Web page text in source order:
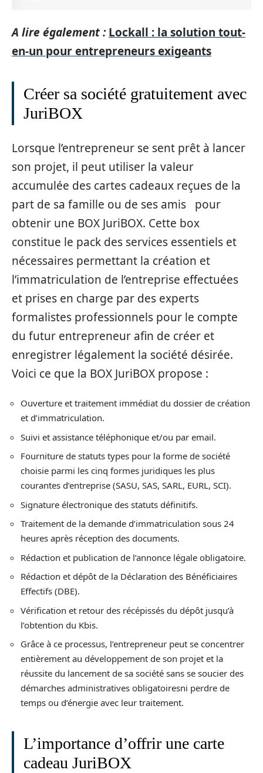
A lire également : Lockall : la solution tout-
en-un pour entrepreneurs exigeants
Créer sa société gratuitement avec
JuriBOX
Lorsque l’entrepreneur se sent prêt à lancer
son projet, il peut utiliser la valeur
accumulée des cartes cadeaux reçues de la
part de sa famille ou de ses amis pour
obtenir une BOX JuriBOX. Cette box
constitue le pack des services essentiels et
nécessaires permettant la création et
l’immatriculation de l’entreprise effectuées
et prises en charge par des experts
formalistes professionnels pour le compte
du futur entrepreneur afin de créer et
enregistrer légalement la société désirée.
Voici ce que la BOX JuriBOX propose :
Ouverture et traitement immédiat du dossier de création
et d’immatriculation.
Suivi et assistance téléphonique et/ou par email.
Fourniture de statuts types pour la forme de société
choisie parmi les cinq formes juridiques les plus
courantes d’entreprise (SASU, SAS, SARL, EURL, SCI).
Signature électronique des statuts définitifs.
Traitement de la demande d’immatriculation sous 24
heures après réception des documents.
Rédaction et publication de l’annonce légale obligatoire.
Rédaction et dépôt de la Déclaration des Bénéficiaires
Effectifs (DBE).
Vérification et retour des récépissés du dépôt jusqu’à
l’obtention du Kbis.
Grâce à ce processus, l’entrepreneur peut se concentrer
entièrement au développement de son projet et la
réussite du lancement de sa société sans se soucier des
démarches administratives obligatoiresni perdre de
temps ou d’énergie avec leur traitement.
L’importance d’offrir une carte
cadeau JuriBOX